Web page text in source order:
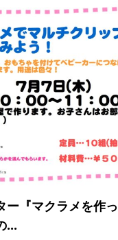
ー『マクラメを作
...